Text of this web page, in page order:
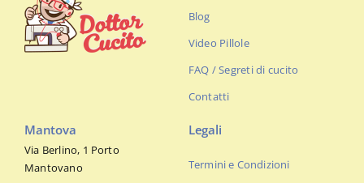
Blog
Video Pillole
FAQ / Segreti di cucito
Contatti
Mantova
Via Berlino, 1 Porto
Mantovano
Legali
Termini e Condizioni